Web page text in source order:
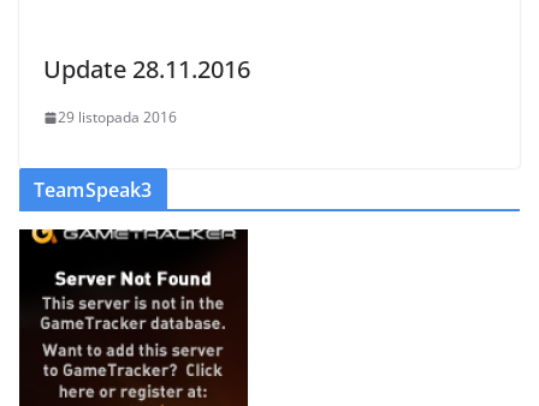
Update 28.11.2016
29 listopada 2016
TeamSpeak3